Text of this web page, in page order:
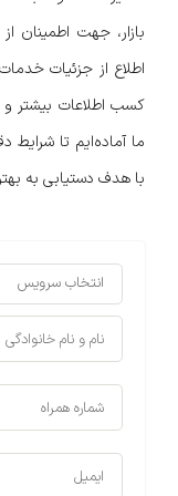
بازار، جهت اطمینان
اطلاع از جزئیات
کسب اطلاعات بیشتر
ما آماده‌ایم تا شرایط
با هدف دستیابی به